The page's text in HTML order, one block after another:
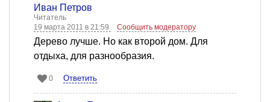
Иван Петров
Читатель
19 марта 2011 в 21:59
Сообщить модератору
Дерево лучше. Но как второй дом. Для
отдыха, для разнообразия.
0 Ответить